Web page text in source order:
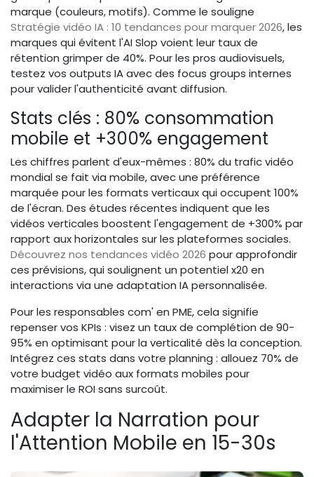
marque (couleurs, motifs). Comme le souligne
Stratégie vidéo IA : 10 tendances pour marquer 2026, les
marques qui évitent l'AI Slop voient leur taux de
rétention grimper de 40%. Pour les pros audiovisuels,
testez vos outputs IA avec des focus groups internes
pour valider l'authenticité avant diffusion.
Stats clés : 80% consommation
mobile et +300% engagement
Les chiffres parlent d'eux-mêmes : 80% du trafic vidéo
mondial se fait via mobile, avec une préférence
marquée pour les formats verticaux qui occupent 100%
de l'écran. Des études récentes indiquent que les
vidéos verticales boostent l'engagement de +300% par
rapport aux horizontales sur les plateformes sociales.
Découvrez nos tendances vidéo 2026 pour approfondir
ces prévisions, qui soulignent un potentiel x20 en
interactions via une adaptation IA personnalisée.
Pour les responsables com' en PME, cela signifie
repenser vos KPIs : visez un taux de complétion de 90-
95% en optimisant pour la verticalité dès la conception.
Intégrez ces stats dans votre planning : allouez 70% de
votre budget vidéo aux formats mobiles pour
maximiser le ROI sans surcoût.
Adapter la Narration pour
l'Attention Mobile en 15-30s